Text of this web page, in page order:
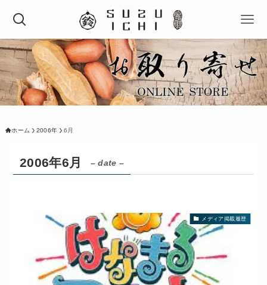
ホーム 2006年 6月
2006年6月 – date –
メディア掲載履歴